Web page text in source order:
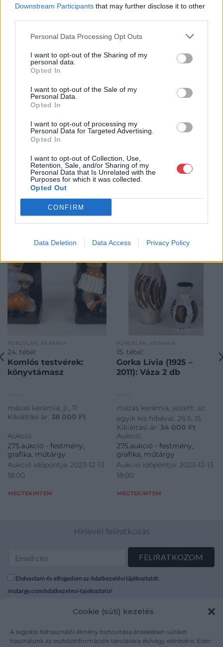
Downstream Participants that may further disclose it to other
Personal Data Processing Opt Outs
I want to opt-out of the Sharing of my
personal data.
Opted In
I want to opt-out of the Sale of my
Personal Data.
Opted In
I want to opt-out of processing my
Personal Data for Targeted Advertising.
Opted In
I want to opt-out of Collection, Use,
Retention, Sale, and/or Sharing of my
Personal Data that Is Unrelated with the
Purposes for which it was collected.
Opted Out
CONFIRM
Data Deletion Data Access Privacy Policy
Cookie (süti) kezelés
A legjobb felhasználói élmény biztosítása érdekében sütiket
használunk az eszközinformációk tárolására és/vagy elérésére. Ezen
Telefon: 18008123
Weboldal:
Budapesten, a II. kerületben. Célunk, hogy az eladók optimális
áron, gyorsan találjanak vevőt műtárgyaikra, az eladók pedig
kínálatunkból. Ezért is rendezünk minden második héten,
szerda esténként online árverést! Kedd-től péntek-ig 11.00-este
18.00 óráig várjuk szeretettel az érdeklődőket.
GALÉRIA TOVÁBBI MŰTÁRGYAI
PORCELÁN, KERÁMIA
24. tétel:
Komlós testvérek:
könyvtámasz
mázas kerámia, jl., 11
Kikiáltási ár: 38 000 Ft
Aukció:
275.aukció - festmény,
grafika, műtárgy
Aukció időpontja: 2023-12-13
18:00
MEGTEKINTEM
PORCELÁN, KERÁMIA
15. tétel:
Gorka Lívia (1925 –
2011): Váza 2 db
mázas kerámia, jelzett, az
egyik kis hibával, 26.5, 15
Kikiáltási ár: 34 000 Ft
Aukció:
275.aukció - festmény,
grafika, műtárgy
Aukció időpontja: 2023-12-13
18:00
MEGTEKINTEM
Hírlevél feliratkozás
Elolvastam és elfogadom az Adatkezelési tájékoztatót:
mutargy.com/adatkezelesi-tajekoztato/
Médiaajánlat
Karrier
Áraink
ÁSZF
Adatvédelem